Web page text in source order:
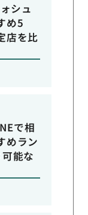
シュ
め5
店を比
で相
めラン
能な